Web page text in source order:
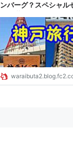
ンバーグ？スペシャル